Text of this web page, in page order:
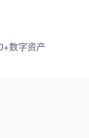
数字资产